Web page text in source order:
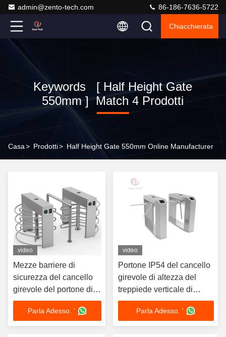
admin@zento-tech.com 86-186-7636-5722
Chiacchierata
Keywords [ Half Height Gate
550mm ] Match 4 Prodotti
Casa> Prodotti> Half Height Gate 550mm Online Manufacturer
video
Mezze barriere di
sicurezza del cancello
girevole del portone di
altezza dell'interfaccia
RS485 550mm
Parla Adesso. '
video
Portone IP54 del cancello
girevole di altezza del
treppiede verticale di
acciaio inossidabile 304
mezzoParla Adesso. '